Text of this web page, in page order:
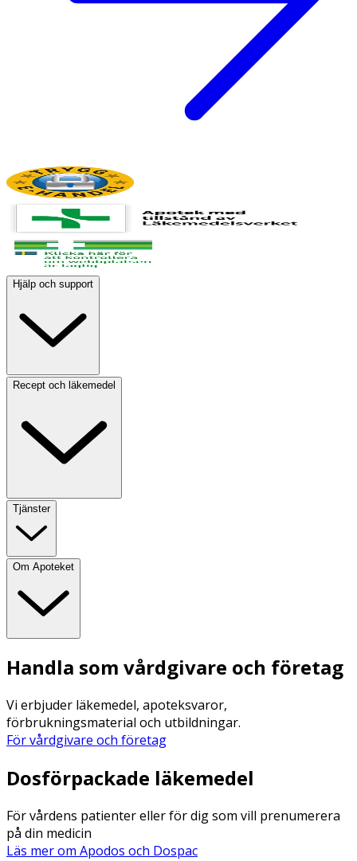
Hjälp och support
Recept och läkemedel
Tjänster
Om Apoteket
Handla som vårdgivare och företag
Vi erbjuder läkemedel, apoteksvaror,
förbrukningsmaterial och utbildningar.
För vårdgivare och företag
Dosförpackade läkemedel
För vårdens patienter eller för dig som vill prenumerera
på din medicin
Läs mer om Apodos och Dospac